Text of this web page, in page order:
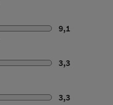
9,1
3,3
3,3